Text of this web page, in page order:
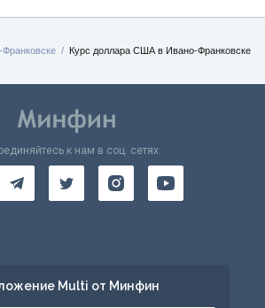
Курс доллара США в Ивано-Франковске
к нам в соц. сетях:
Multi от Минфин